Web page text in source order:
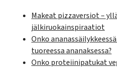
Makeat pizzaversiot –
jälkiruokainspiraatiot
Onko
tuoreessa ananaksessa?
Onko proteiinipatukat